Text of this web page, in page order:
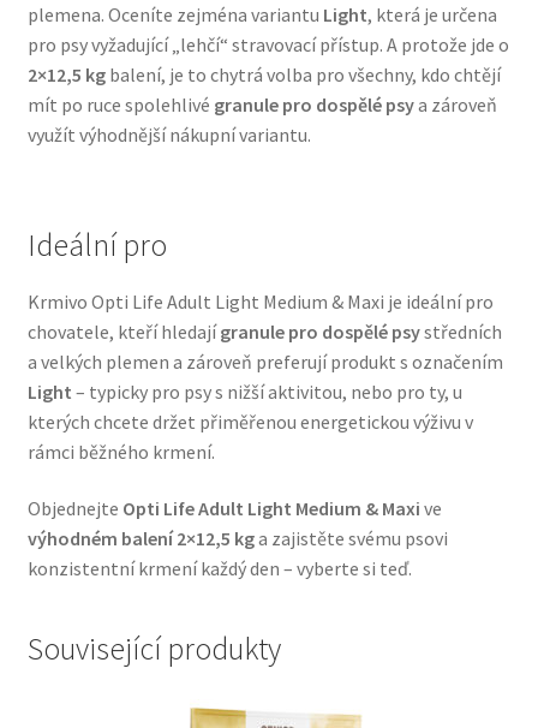
Vodítka a obojky
Wolf of Wilderness
plemena. Oceníte zejména variantu Light, která je určena
pro psy vyžadující „lehčí“ stravovací přístup. A protože jde o
2×12,5 kgbalení, je to chytrá volba pro všechny, kdo chtějí
mít po ruce spolehlivé granule pro dospělé psya zároveň
využít výhodnější nákupní variantu.
Ideální pro
Krmivo Opti Life Adult Light Medium & Maxi je ideální pro
chovatele, kteří hledajígranule pro dospělé psystředních
a velkých plemen a zároveň preferují produkt s označením
Light – typicky pro psy s nižší aktivitou, nebo pro ty, u
kterých chcete držet přiměřenou energetickou výživu v
rámci běžného krmení.
Objednejte Opti Life Adult Light Medium & Maxi ve
výhodném balení 2×12,5 kga zajistěte svému psovi
konzistentní krmení každý den – vyberte si teď.
Související produkty